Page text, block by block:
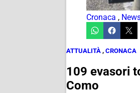
Cronaca ,
ATTUALITÀ , CRONACA
109 evasori
Como